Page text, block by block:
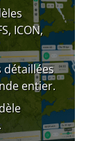
ICON,
détaillées
entier.